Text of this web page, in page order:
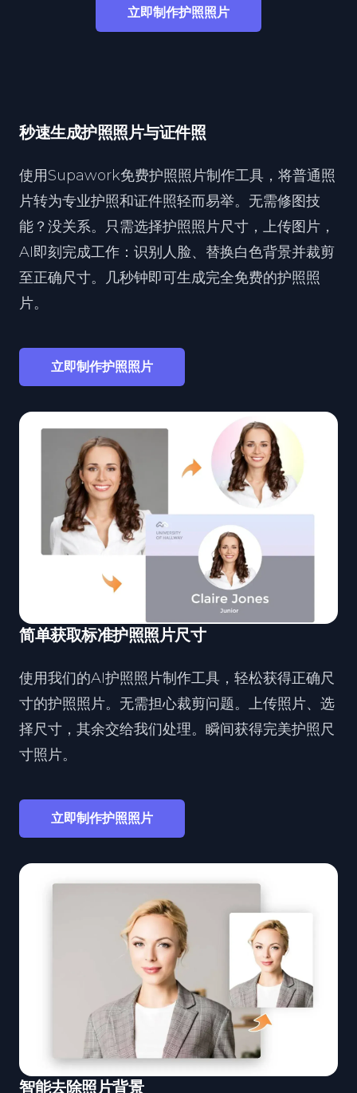
立即制作护照照片
秒速生成护照照片与证件照
使用Supawork免费护照照片制作工具，将普通照
片转为专业护照和证件照轻而易举。无需修图技
能？没关系。只需选择护照照片尺寸，上传图片，
AI即刻完成工作：识别人脸、替换白色背景并裁剪
至正确尺寸。几秒钟即可生成完全免费的护照照
片。
立即制作护照照片
简单获取标准护照照片尺寸
使用我们的AI护照照片制作工具，轻松获得正确尺
寸的护照照片。无需担心裁剪问题。上传照片、选
择尺寸，其余交给我们处理。瞬间获得完美护照尺
寸照片。
立即制作护照照片
智能去除照片背景